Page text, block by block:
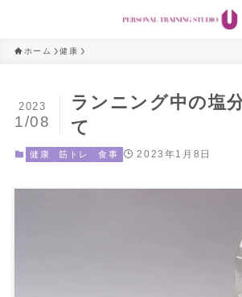
ホーム 健康
ランニング中の塩
て
2023
1/08
健康 筋トレ 食事 2023年1月8日